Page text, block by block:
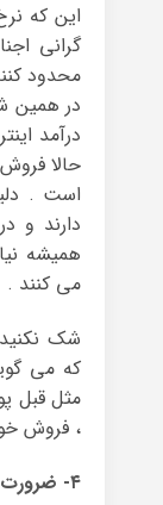
این که
گرانی
محدود
در همین
درآمد
حالا
است .
دارند و
همیشه
می کنند .
شک
که می
مثل قبل
، فروش
۴- ضرورت ارائه محصول و خدمات